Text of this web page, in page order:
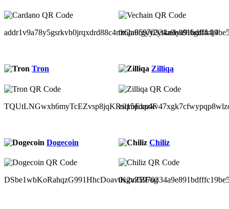
addr1v9a78y5gsrkvh0jrqxdrd88c4mt6jn6rgyy2ytkndya9l6gdl44j4
Tron
TQUtLNGwxh6myTcEZvsp8jqKRsqroExp4F
Zilliqa
Dogecoin
DSbe1wbKoRahqzG991HhcDoavtKgvZBFog
Chiliz